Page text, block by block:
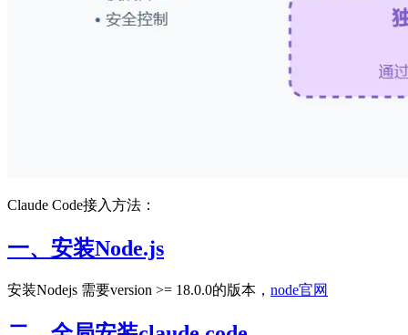
Claude Code接入方法：
一、安装Node.js
安装Nodejs 需要version >= 18.0.0的版本， node官网